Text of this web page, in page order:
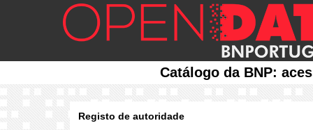
Catálogo da BNP:
Registo de autoridade